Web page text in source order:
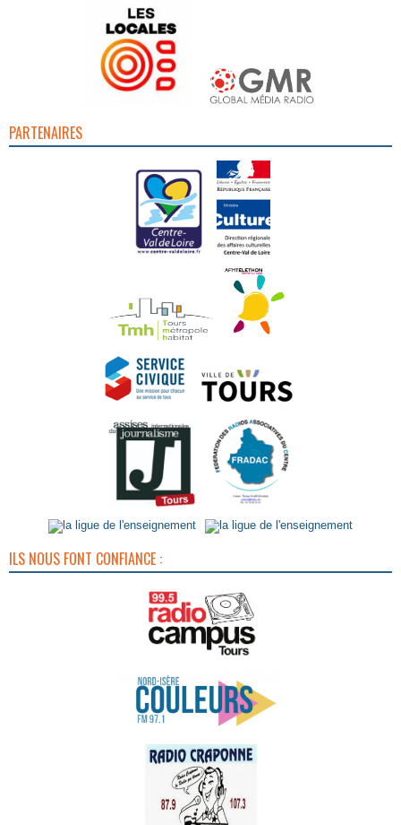
PARTENAIRES
ILS NOUS FONT CONFIANCE :